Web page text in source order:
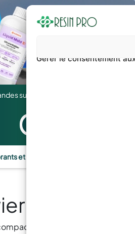
Gérer le consentement
supérieures à 99 €
et Pigments
Compact
pour chemins décoratifs